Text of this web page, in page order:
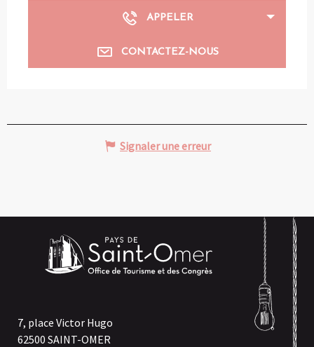
APPELER
CONTACTEZ-NOUS
Signaler une erreur
7, place Victor Hugo
62500 SAINT-OMER